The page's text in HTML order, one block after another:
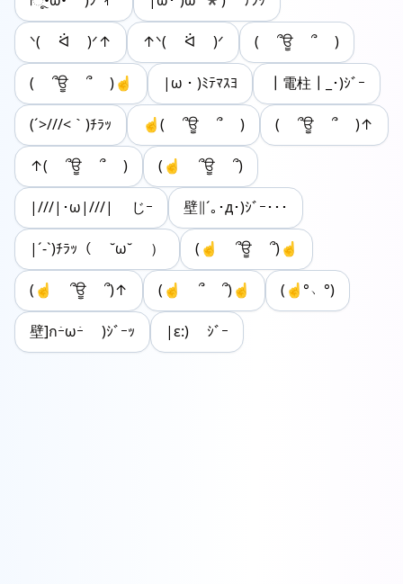
ᐠ( ᐛ )ᐟ↑ ↑ᐠ( ᐛ )ᐟ ( ՞ਊ ՞ )
( ՞ਊ ՞ )☝ |ω・)ﾐﾃﾏｽﾖ ┃電柱┃_･)ｼﾞｰ
(´>///<｀)ﾁﾗｯ ☝( ՞ਊ ՞ ) ( ՞ਊ ՞ )↑
↑( ՞ਊ ՞ ) (☝ ՞ਊ ՞)
|///|･ω|///| じｰ 壁∥´｡･д･)ｼﾞｰ･･･
|´-`)ﾁﾗｯ（ ˘ω˘ ） (☝ ՞ਊ ՞)☝
(☝ ՞ਊ ՞)↑ (☝ ՞ ՞)☝ (☝°﹆°)
壁]กｰ̀ωｰ́ )ｼﾞｰｯ |ε:) ｼﾞｰ